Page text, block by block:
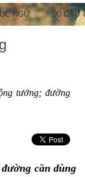
90 CÂU THÀNH
tưởng; đường
cần dùng